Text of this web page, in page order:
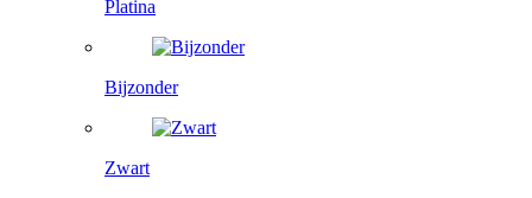
Platina
Bijzonder
Zwart